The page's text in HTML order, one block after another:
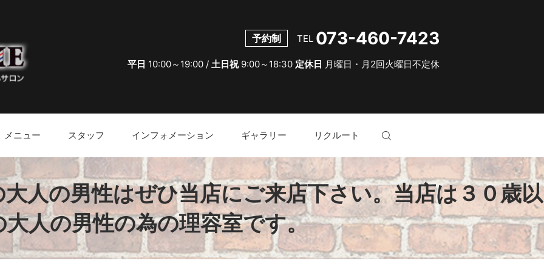
予約制 TEL 073-460-7423
平日 10:00～19:00 / 土日祝9:00～18:30 定休日 月曜日・月2回火曜日不定休
メニュー スタッフ インフォメーション ギャラリー リクルート search
人の男性はぜひ当店にご来店下さい。当店は３０歳以
大人の男性の為の理容室です。